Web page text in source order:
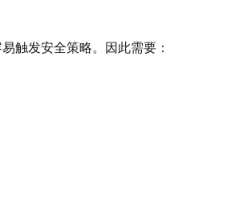
触发安全策略。因此需要：